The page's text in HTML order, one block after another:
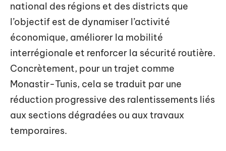
national des régions et des districts que
l’objectif est de dynamiser l’activité
économique, améliorer la mobilité
interrégionale et renforcer la sécurité routière.
Concrètement, pour un trajet comme
Monastir-Tunis, cela se traduit par une
réduction progressive des ralentissements liés
aux sections dégradées ou aux travaux
temporaires.